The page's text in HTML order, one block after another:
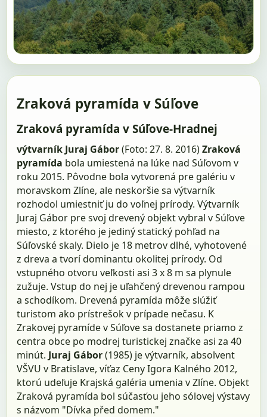
Zraková pyramída v Súľove
Zraková pyramída v Súľove-Hradnej
výtvarník Juraj Gábor(Foto: 27. 8. 2016)Zraková
pyramída bola umiestená na lúke nad Súľovom v
roku 2015. Pôvodne bola vytvorená pre galériu v
moravskom Zlíne, ale neskoršie sa výtvarník
rozhodol umiestniť ju do voľnej prírody. Výtvarník
Juraj Gábor pre svoj drevený objekt vybral v Súľove
miesto, z ktorého je jediný statický pohľad na
Súľovské skaly. Dielo je 18 metrov dlhé, vyhotovené
z dreva a tvorí dominantu okolitej prírody. Od
vstupného otvoru veľkosti asi 3 x 8 m sa plynule
zužuje. Vstup do nej je uľahčený drevenou rampou
a schodíkom. Drevená pyramída môže slúžiť
turistom ako prístrešok v prípade nečasu. K
Zrakovej pyramíde v Súľove sa dostanete priamo z
centra obce po modrej turistickej značke asi za 40
minút. Juraj Gábor(1985) je výtvarník, absolvent
VŠVU v Bratislave, víťaz Ceny Igora Kalného 2012,
ktorú udeľuje Krajská galéria umenia v Zlíne. Objekt
Zraková pyramída bol súčasťou jeho sólovej výstavy
s názvom "Dívka před domem."